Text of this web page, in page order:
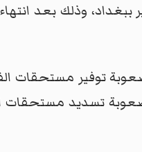
وذلك بعد
توفير مستحقات